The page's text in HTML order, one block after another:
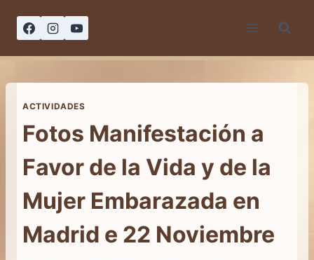
ACTIVIDADES
Fotos Manifestación a
Favor de la Vida y de la
Mujer Embarazada en
Madrid e 22 Noviembre